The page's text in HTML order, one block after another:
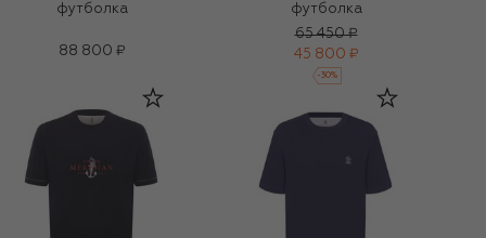
футболка
88 800 ₽
футболка
65 450 ₽
45 800 ₽
-30%